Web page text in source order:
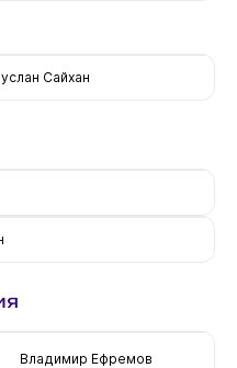
Сайхан
Владимир Ефремов